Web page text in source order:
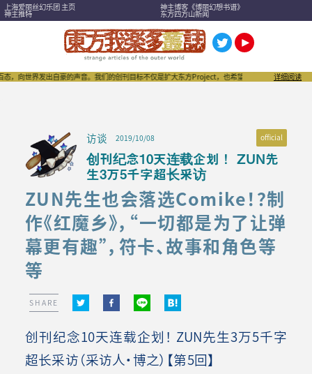
上海爱丽丝幻乐团 主页 神主博客《博丽幻想书谱》
神主推特 东方四方山新闻
出自豪的声音。我们的创刊目标不仅是扩大东方Project，也希望成为刺激“同人文化”进一步发
详细阅读
访谈 2019/10/08 official
创刊纪念10天连载企划！ ZUN先
生3万5千字超长采访
ZUN先生也会落选Comike！？制
作《红魔乡》，“一切都是为了让弹
幕更有趣”，符卡、故事和角色等
等
SHARE
创刊纪念10天连载企划！ ZUN先生3万5千字
超长采访（采访人・博之）【第5回】